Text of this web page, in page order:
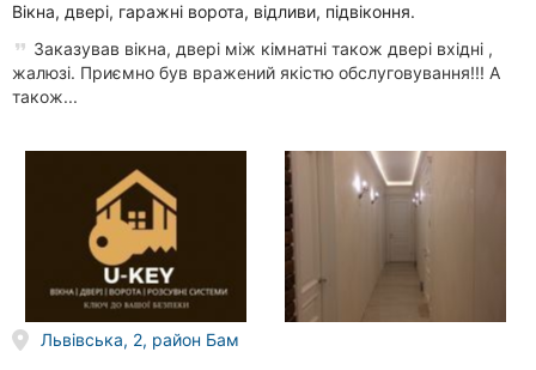
Всі
Тернопіль
Житомир
Вікна, двері, гаражні ворота, відливи, підвіконня.
Заказував вікна, двері між кімнатні також двері вхідні ,
жалюзі. Приємно був вражений якістю обслуговування!!! А
також...
Львівська, 2, район Бам